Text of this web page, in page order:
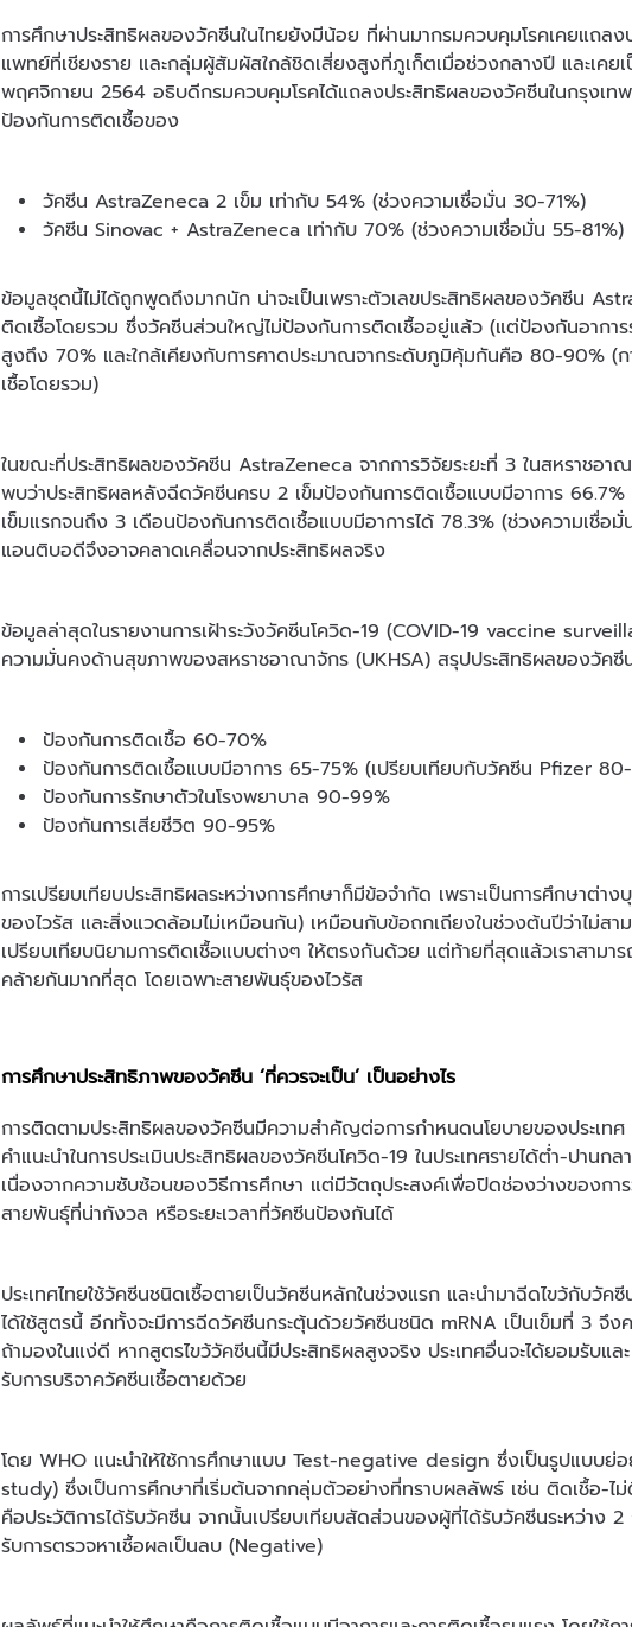
การศึกษาประสิทธิผลของวัคซีนในไทยยังมีน้อย ที่ผ่านมากรมควบคุมโรคเคยแถล
แพทย์ที่เชียงราย และกลุ่มผู้สัมผัสใกล้ชิดเสี่ยงสูงที่ภูเก็ตเมื่อช่วงกลางปี และเ
พฤศจิกายน 2564 อธิบดีกรมควบคุมโรคได้แถลงประสิทธิผลของวัคซีนในกรุงเ
ป้องกันการติดเชื้อของ
วัคซีน AstraZeneca 2 เข็ม เท่ากับ 54% (ช่วงความเชื่อมั่น 30-71%)
วัคซีน Sinovac + AstraZeneca เท่ากับ 70% (ช่วงความเชื่อมั่น 55-81%)
ข้อมูลชุดนี้ไม่ได้ถูกพูดถึงมากนัก น่าจะเป็นเพราะตัวเลขประสิทธิผลของวัคซีน
ติดเชื้อโดยรวม ซึ่งวัคซีนส่วนใหญ่ไม่ป้องกันการติดเชื้ออยู่แล้ว (แต่ป้องกันอากา
สูงถึง 70% และใกล้เคียงกับการคาดประมาณจากระดับภูมิคุ้มกันคือ 80-90% (
เชื้อโดยรวม)
ในขณะที่ประสิทธิผลของวัคซีน AstraZeneca จากการวิจัยระยะที่ 3 ในสหราชอ
พบว่าประสิทธิผลหลังฉีดวัคซีนครบ 2 เข็มป้องกันการติดเชื้อแบบมีอาการ
เข็มแรกจนถึง 3 เดือนป้องกันการติดเชื้อแบบมีอาการได้ 78.3% (ช่วงความเชื่อ
แอนติบอดีจึงอาจคลาดเคลื่อนจากประสิทธิผลจริง
ข้อมูลล่าสุดในรายงานการเฝ้าระวังวัคซีนโควิด-19 (COVID-19 vaccine
ความมั่นคงด้านสุขภาพของสหราชอาณาจักร (UKHSA) สรุปประสิทธิผลของวัค
ป้องกันการติดเชื้อ 60-70%
ป้องกันการติดเชื้อแบบมีอาการ 65-75% (เปรียบเทียบกับวัคซีน Pfizer
ป้องกันการรักษาตัวในโรงพยาบาล 90-99%
ป้องกันการเสียชีวิต 90-95%
การเปรียบเทียบประสิทธิผลระหว่างการศึกษาก็มีข้อจำกัด เพราะเป็นการศึกษา
ของไวรัส และสิ่งแวดล้อมไม่เหมือนกัน) เหมือนกับข้อถกเถียงในช่วงต้นปีว่าไม่สา
เปรียบเทียบนิยามการติดเชื้อแบบต่างๆ ให้ตรงกันด้วย แต่ท้ายที่สุดแล้วเราสามา
คล้ายกันมากที่สุด โดยเฉพาะสายพันธุ์ของไวรัส
การศึกษาประสิทธิภาพของวัคซีน ‘ที่ควรจะเป็น’ เป็นอย่างไร
การติดตามประสิทธิผลของวัคซีนมีความสำคัญต่อการกำหนดนโยบายของประเ
คำแนะนำในการประเมินประสิทธิผลของวัคซีนโควิด-19 ในประเทศรายได้ต่ำ-ปานก
เนื่องจากความซับซ้อนของวิธีการศึกษา แต่มีวัตถุประสงค์เพื่อปิดช่องว่างของกา
สายพันธุ์ที่น่ากังวล หรือระยะเวลาที่วัคซีนป้องกันได้
ประเทศไทยใช้วัคซีนชนิดเชื้อตายเป็นวัคซีนหลักในช่วงแรก และนำมาฉีดไขว้กับ
ได้ใช้สูตรนี้ อีกทั้งจะมีการฉีดวัคซีนกระตุ้นด้วยวัคซีนชนิด mRNA เป็นเข็มที่ 3 จึง
ถ้ามองในแง่ดี หากสูตรไขว้วัคซีนนี้มีประสิทธิผลสูงจริง ประเทศอื่นจะได้ยอมรับแล
รับการบริจาควัคซีนเชื้อตายด้วย
โดย WHO แนะนำให้ใช้การศึกษาแบบ Test-negative design ซึ่งเป็นรูปแบบ
study) ซึ่งเป็นการศึกษาที่เริ่มต้นจากกลุ่มตัวอย่างที่ทราบผลลัพธ์ เช่น ติดเชื้อ-
คือประวัติการได้รับวัคซีน จากนั้นเปรียบเทียบสัดส่วนของผู้ที่ได้รับวัคซีนระหว่า
รับการตรวจหาเชื้อผลเป็นลบ (Negative)